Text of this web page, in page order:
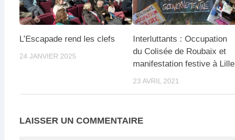
L’Escapade rend les clefs
24 JANVIER 2025
Interluttants : Occupation
du Colisée de Roubaix et
manifestation festive à Lille
23 AVRIL 2021
LAISSER UN COMMENTAIRE